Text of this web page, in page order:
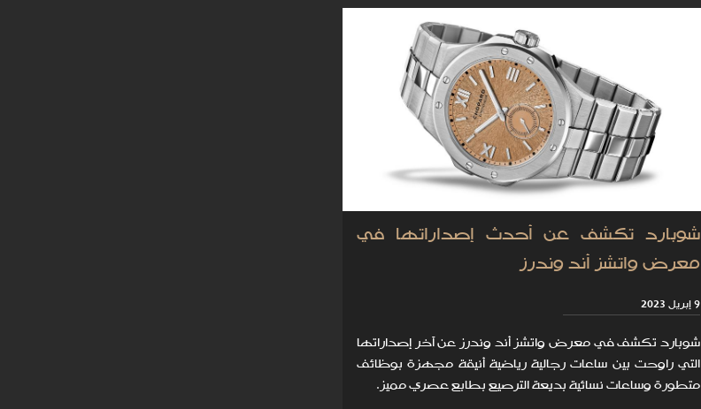
شوبارد تكشف عن أحدث إصداراتها في
معرض واتشز أند وندرز
9 إبريل 2023
شوبارد تكشف في معرض واتشز أند وندرز عن آخر إصداراتها
التي راوحت بين ساعات رجالية رياضية أنيقة مجهزة بوظائف
متطورة وساعات نسائية بديعة الترصيع بطابع عصري مميز.